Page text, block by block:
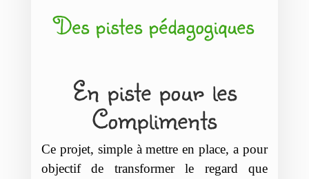
Des pistes pédagogiques
En piste pour les
Compliments
Ce projet, simple à mettre en place, a pour
objectif de transformer le regard que